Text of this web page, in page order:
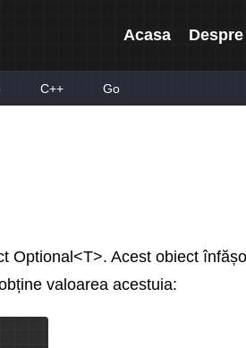
Acasa Despre
C++ Go
Acest obiect
valoarea acestuia: